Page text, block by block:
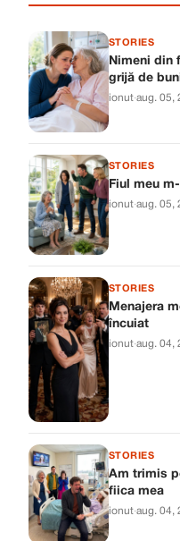
STORIES
Nimeni din
grijă de
ionut·aug. 05,
STORIES
Fiul meu
ionut·aug. 05,
STORIES
Menajera
încuiat
ionut·aug. 04,
STORIES
Am trimis
fiica mea
ionut·aug. 04,